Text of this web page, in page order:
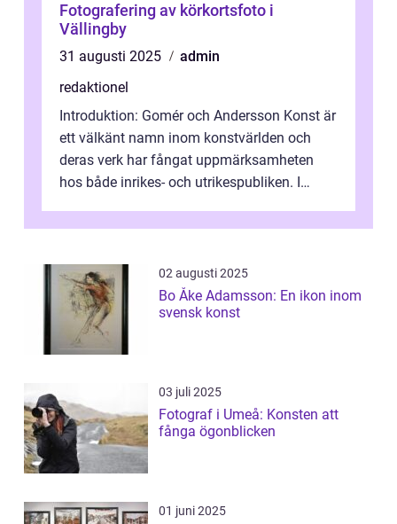
Fotografering av körkortsfoto i
Vällingby
31 augusti 2025
admin
redaktionel
Introduktion: Gomér och Andersson Konst är
ett välkänt namn inom konstvärlden och
deras verk har fångat uppmärksamheten
hos både inrikes- och utrikespubliken. I
02 augusti 2025
Bo Åke Adamsson: En ikon inom
svensk konst
03 juli 2025
Fotograf i Umeå: Konsten att
fånga ögonblicken
01 juni 2025